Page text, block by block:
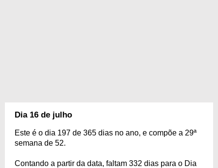
Dia 16 de julho
Este é o dia 197 de 365 dias no ano, e compõe a 29ª
semana de 52.
Contando a partir da data, faltam 332 dias para o Dia